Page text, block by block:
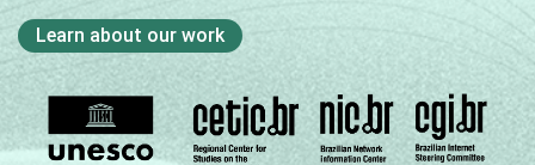
Learn about our work